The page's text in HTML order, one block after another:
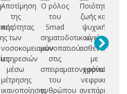
Αποτίμηση
της
ποιότητας
των
νοσοκομειακών
υπηρεσιών
μέσω
μέτρησης
ικανοποίησης
Ο ρόλος
του
Smad
σηματοδοτικού
μονοπατιού
στις
σπειραματονεφρίτιδες
του
ανθρώπου
Ποιότητα
ζωής και
ψυχική
υγεία
ασθενών
με
χρόνια
νεφρική
ανεπάρκεια